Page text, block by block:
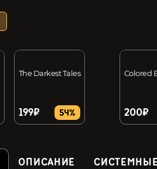
The Darkest Tales
199₽ 54%
Colored
200₽
ОПИСАНИЕ